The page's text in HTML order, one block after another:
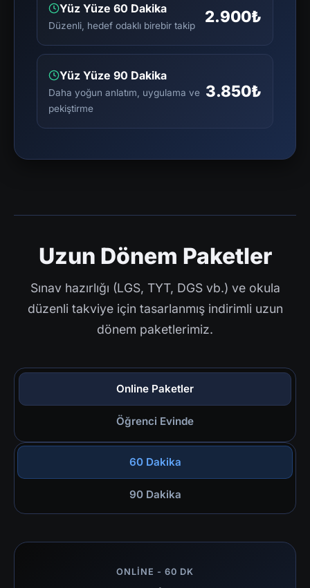
Yüz Yüze 60 Dakika
Düzenli, hedef odaklı birebir takip 2.900₺
Yüz Yüze 90 Dakika
Daha yoğun anlatım, uygulama ve
pekiştirme
3.850₺
Uzun Dönem Paketler
Sınav hazırlığı (LGS, TYT, DGS vb.) ve okula
düzenli takviye için tasarlanmış indirimli uzun
dönem paketlerimiz.
Online Paketler
Öğrenci Evinde
60 Dakika
90 Dakika
ONLINE - 60 DK